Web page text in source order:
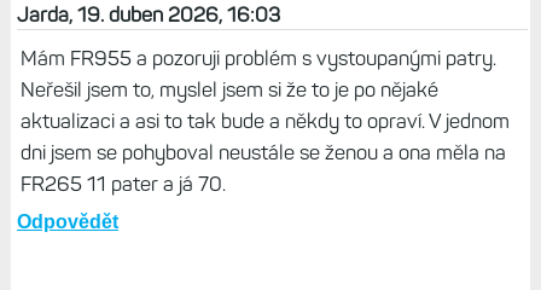
Jarda, 19. duben 2026, 16:03
Mám FR955 a pozoruji problém s vystoupanými patry.
Neřešil jsem to, myslel jsem si že to je po nějaké
aktualizaci a asi to tak bude a někdy to opraví. V jednom
dni jsem se pohyboval neustále se ženou a ona měla na
FR265 11 pater a já 70.
Odpovědět